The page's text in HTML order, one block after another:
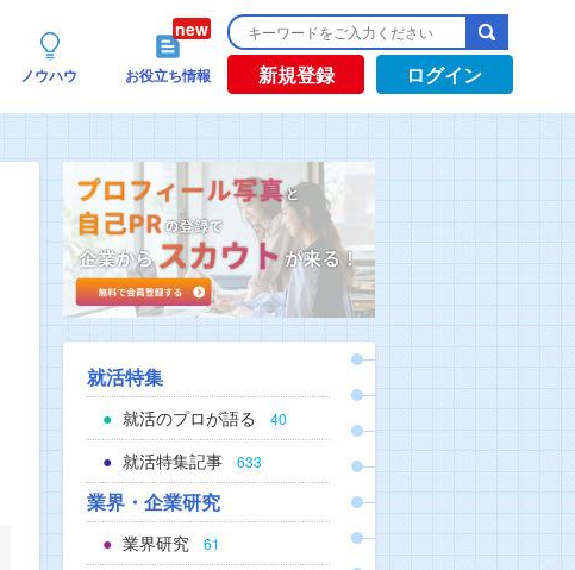
ノウハウ お役立ち情報 新規登録 ログイン
就活特集
就活のプロが語る 40
就活特集記事 633
業界・企業研究
業界研究 61